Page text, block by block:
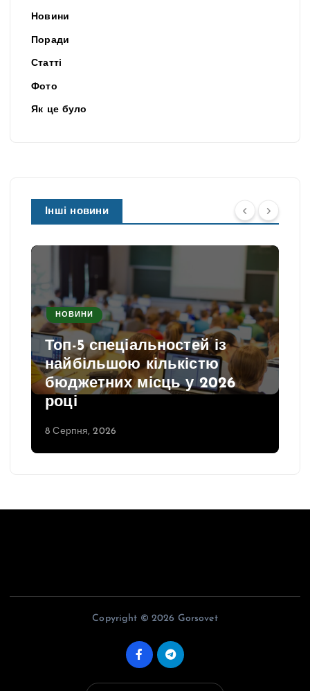
Новини
Поради
Статті
Фото
Як це було
Інші новини
НОВИНИ
Топ-5 спеціальностей із
найбільшою кількістю
бюджетних місць у 2026
році
8 Серпня, 2026
Copyright © 2026 Gorsovet